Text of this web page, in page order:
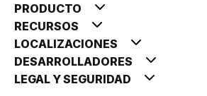
PRODUCTO
RECURSOS
LOCALIZACIONES
DESARROLLADORES
LEGAL Y SEGURIDAD